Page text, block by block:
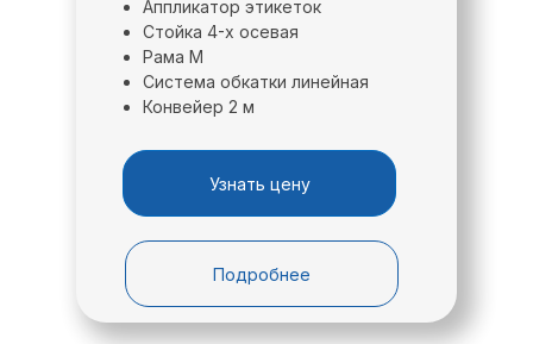
Системы регулировки положения
аппликатора (стойки) позволяют точно
позиционировать аппликационную головку
обеспечить качественное нанесение
Скачать опросный лист
Аппликатор этикеток
Стойка 4-х осевая
Рама М
Система обкатки линейная
Конвейер 2 м
Узнать цену
Подробнее